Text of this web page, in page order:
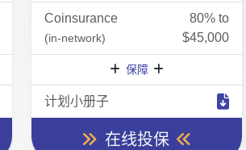
Coinsurance
(in-network)
80% to
$45,000
保障
计划小册子
在线投保